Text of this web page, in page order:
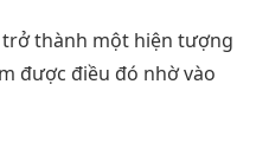
thành một hiện tượng
được điều đó nhờ vào